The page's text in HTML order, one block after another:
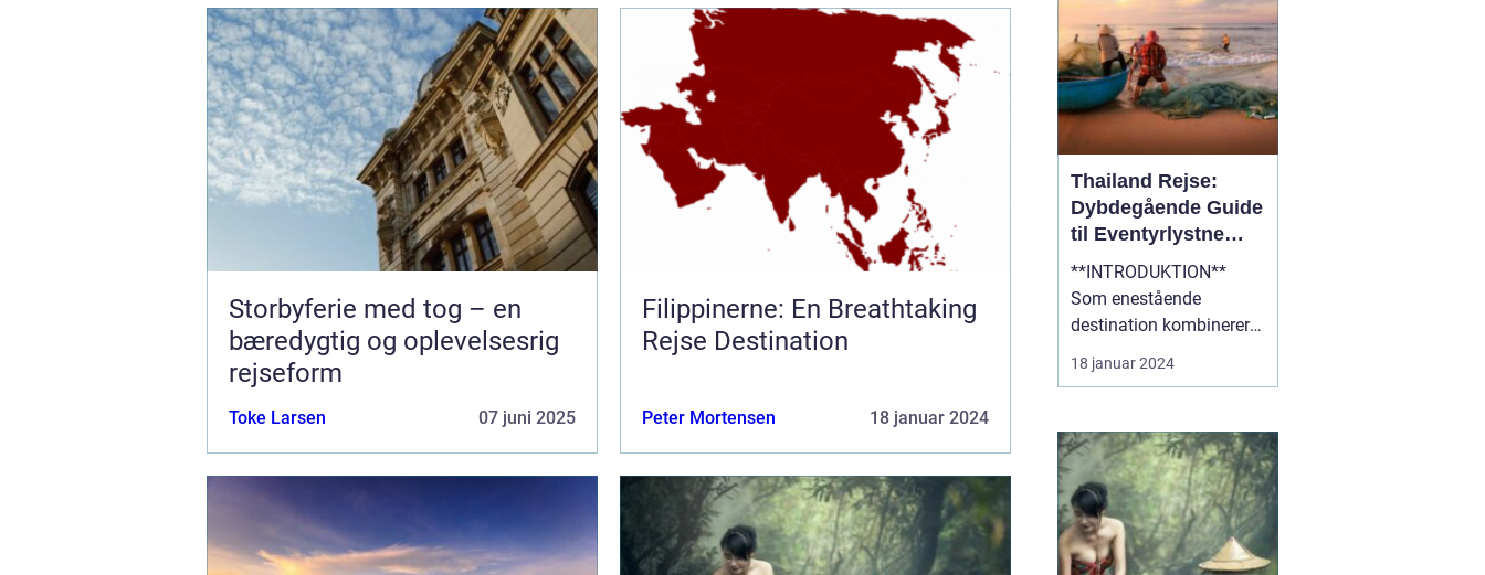
Storbyferie med tog – en
bæredygtig og oplevelsesrig
rejseform
Toke Larsen 07 juni 2025
Filippinerne: En Breathtaking
Rejse Destination
Peter Mortensen 18 januar 2024
unik kulturel arv. Denne
artikel tage...
Thailand Rejse:
Dybdegående Guide
til Eventyrlystne
Rejsende
**INTRODUKTION**
Som enestående
destination kombinerer
Thailand det bedste af
kultur, natur og eventyr,
rejsemål for
eventyrlystne rejsende.
Med sin blændende
skønhed, fascinerende
historie og varme
gæstfrihed er Thailan...
18 januar 2024